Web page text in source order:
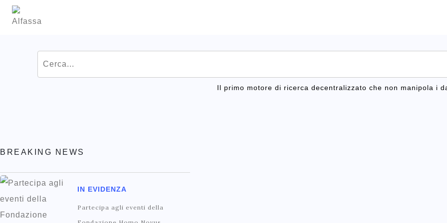
Il primo motore di ricerca decentralizzato che non manipola i
BREAKING NEWS
IN EVIDENZA
Partecipa agli eventi della